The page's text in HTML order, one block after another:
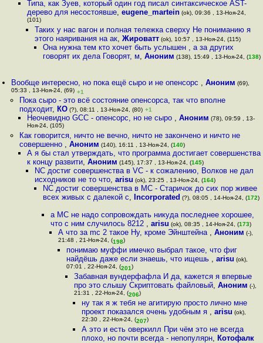
Типа, как Зуев, который один год писал синтаксическое AST-
дерево для несостоявше, eugene_martein(ok), 09:36 , 13-Ноя-24,
(101)
Таких у нас вагон и полная тележка сверху Не пониманию я
этого наяривания на ак,Жироватт (ok), 10:57 , 13-Ноя-24, (115)
Она нужна тем кто хочет быть услышен , а за других
говорят их дела Говорят, м, Аноним (138), 15:49 , 13-Ноя-24, (138)
Вообще интересно, но пока ещё сыро и не опенсорс ,Аноним (69),
05:33 , 13-Ноя-24, (69) +1
Пока сыро - это всё состояние опенсорса, так что вполне
подходит, КО(?), 08:11 , 13-Ноя-24, (80) +1
Неочевидно GCC - опенсорс, но не сыро , Аноним (78), 09:59 , 13-
Ноя-24, (105)
Как говорится, ничто не вечно, ничто не закончено и ничто не
совершенно , Аноним (140), 16:11 , 13-Ноя-24, (140)
А я бы стал утверждать, что программа достигает совершенства
к концу развити, Аноним (145), 17:37 , 13-Ноя-24, (145)
NC достиг совершенства в VC - к сожалению, Волков не дал
исходников не то что,arisu (ok), 23:25 , 13-Ноя-24, (164)
NC достиг совершенства в MC - Cтаричок до сих пор живее
всех живых с далекой с, Incorporated (?), 08:05 , 14-Ноя-24, (172)
а MC не надо сопровождать никуда последнее хорошее,
что с ним случилось 8212 , arisu (ok), 08:35 , 14-Ноя-24, (173)
А что за mc 2 такое Ну, кроме Эйнштейна ,Аноним (-),
21:48 , 21-Ноя-24, (198)
понимаю муффи имечко выбрал такое, что фиг
найдёшь даже если знаешь, что ищешь , arisu (ok),
07:01 , 22-Ноя-24, (201)
Забавная вундерфафла И да, кажется я впервые
про это слышу Скриптовать файловый, Аноним (-),
21:31 , 22-Ноя-24, (206)
ну так я ж тебя не агитирую просто лично мне
проект показался очень удобным я ,arisu (ok),
22:30 , 22-Ноя-24, (207)
А это и есть оверкилл При чём это не всегда
плохо, но почти всегда - непопулярн, Котофалк